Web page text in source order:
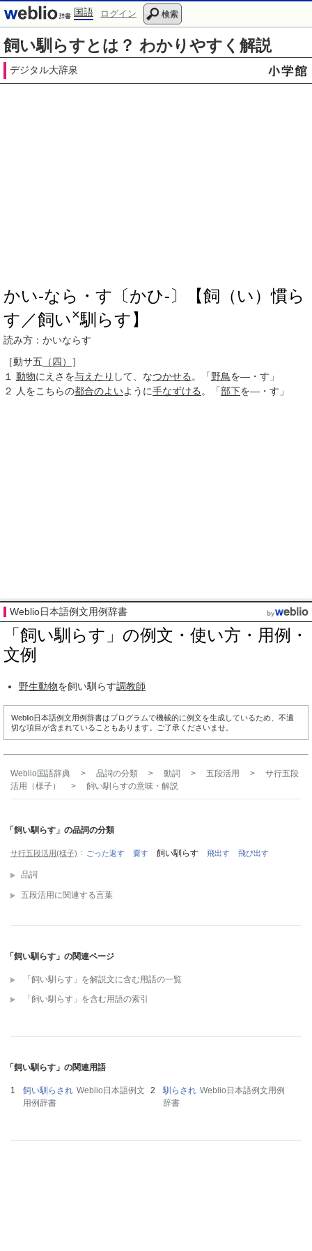
国語 ログイン 検索
飼い馴らすとは？ わかりやすく解説
デジタル大辞泉
かい‐なら・す〔かひ‐〕【飼（い）慣ら
す／飼い×馴らす】
読み方：かいならす
［動サ五 （四）
］
１
動物にえさを与えたり して、なつかせる 。「野鳥を―・す」
２
人をこちらの都合のよいように手なずける 。「部下を―・す」
Weblio日本語例文用例辞書
「飼い馴らす」の例文・使い方・用例・
文例
野生動物を飼い馴らす調教師
Weblio日本語例文用例辞書はプログラムで機械的に例文を生成しているため、不適
切な項目が含まれていることもあります。ご了承くださいませ。
Weblio国語辞典 > 品詞の分類 > 動詞 > 五段活用 >
サ行五段
活用（様子）
> 飼い馴らすの意味・解説
「飼い馴らす」の品詞の分類
サ行五段活用(様子) ごった返す 齎す 飼い馴らす 飛出す 飛び出す
品詞
五段活用に関連する言葉
「飼い馴らす」の関連ページ
「飼い馴らす」を解説文に含む用語の一覧
「飼い馴らす」を含む用語の索引
「飼い馴らす」の関連用語
飼い馴らされ Weblio日本語例文
用例辞書
馴らされ Weblio日本語例文用例
辞書